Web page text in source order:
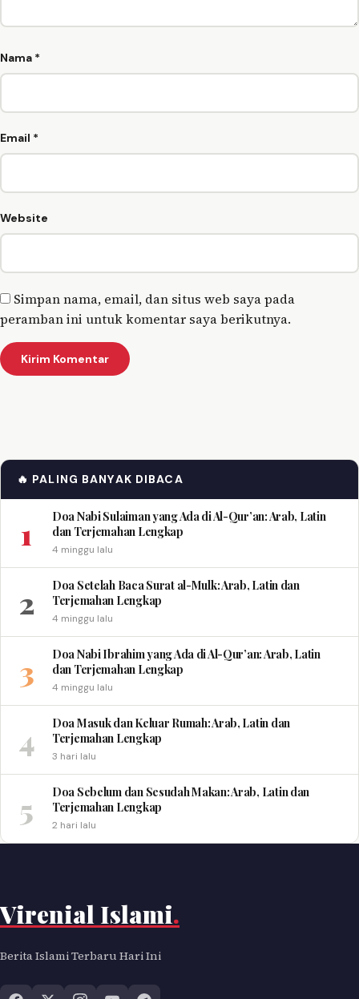
Nama *
Email *
Website
Simpan nama, email, dan situs web saya pada
peramban ini untuk komentar saya berikutnya.
🔥 PALING BANYAK DIBACA
1
Doa Nabi Sulaiman yang Ada di Al-Qur’an: Arab, Latin
dan Terjemahan Lengkap
4 minggu lalu
2
Doa Setelah Baca Surat al-Mulk: Arab, Latin dan
Terjemahan Lengkap
4 minggu lalu
3
Doa Nabi Ibrahim yang Ada di Al-Qur’an: Arab, Latin
dan Terjemahan Lengkap
4 minggu lalu
4
Doa Masuk dan Keluar Rumah: Arab, Latin dan
Terjemahan Lengkap
3 hari lalu
5
Doa Sebelum dan Sesudah Makan: Arab, Latin dan
Terjemahan Lengkap
2 hari lalu
Virenial Islami.
Berita Islami Terbaru Hari Ini